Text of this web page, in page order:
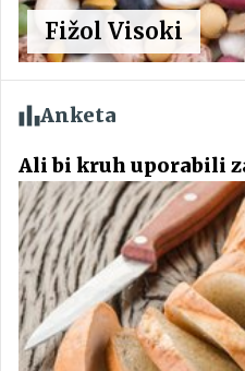
Fižol Visoki
Anketa
Ali bi kruh uporabili